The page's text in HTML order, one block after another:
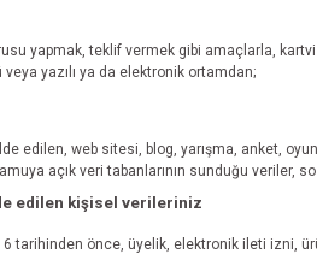
yapmak, teklif vermek gibi amaçlarla,
yazılı ya da elektronik ortamdan;
edilen, web sitesi, blog, yarışma, anket,
açık veri tabanlarının sunduğu veriler,
edilen kişisel verileriniz
tarihinden önce, üyelik, elektronik ileti